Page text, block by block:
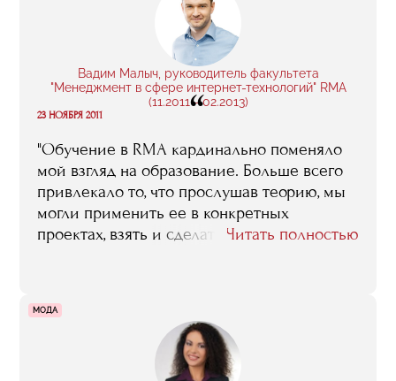
Вадим Малыч, руководитель факультета
"Менеджмент в сфере интернет-технологий" RMA
(11.2011 - 02.2013)
“
23 НОЯБРЯ 2011
"Обучение в RMA кардинально поменяло
мой взгляд на образование. Больше всего
привлекало то, что прослушав теорию, мы
могли применить ее в конкретных
проектах, взять и сделать что-то свое.
бесценный опыт работы, а главное -
контакты и связи с людьми индустрии, с
которыми дружим до сих пор "
Читать полностью
МОДА